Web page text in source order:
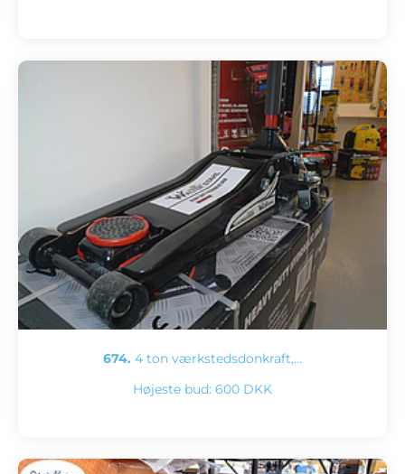
674. 4 ton værkstedsdonkraft,…
Højeste bud: 600 DKK